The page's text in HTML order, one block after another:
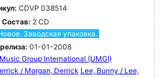
CDVP 038514
Состав: 2 CD
Заводская упаковка.
01-01-2008
Group International (UMGI)
/ Morgan, Derrick Lee, Bunny / Lee,